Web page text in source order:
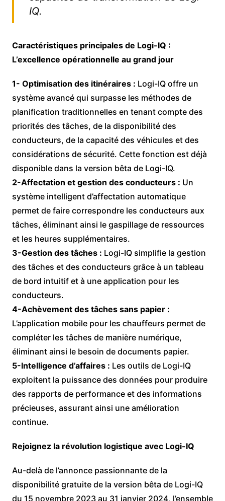
IQ.
Caractéristiques principales de Logi-IQ :
L’excellence opérationnelle au grand jour
1- Optimisation des itinéraires : Logi-IQ offre un
système avancé qui surpasse les méthodes de
planification traditionnelles en tenant compte des
priorités des tâches, de la disponibilité des
conducteurs, de la capacité des véhicules et des
considérations de sécurité. Cette fonction est déjà
disponible dans la version bêta de Logi-IQ.
2-Affectation et gestion des conducteurs : Un
système intelligent d’affectation automatique
permet de faire correspondre les conducteurs aux
tâches, éliminant ainsi le gaspillage de ressources
et les heures supplémentaires.
3-Gestion des tâches : Logi-IQ simplifie la gestion
des tâches et des conducteurs grâce à un tableau
de bord intuitif et à une application pour les
conducteurs.
4-Achèvement des tâches sans papier :
L’application mobile pour les chauffeurs permet de
compléter les tâches de manière numérique,
éliminant ainsi le besoin de documents papier.
5-Intelligence d’affaires : Les outils de Logi-IQ
exploitent la puissance des données pour produire
des rapports de performance et des informations
précieuses, assurant ainsi une amélioration
continue.
Rejoignez la révolution logistique avec Logi-IQ
Au-delà de l’annonce passionnante de la
disponibilité gratuite de la version bêta de Logi-IQ
du 15 novembre 2023 au 31 janvier 2024, l’ensemble